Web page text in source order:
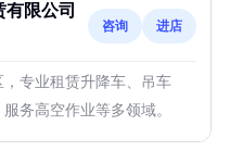
限公司
咨询 进店
专业租赁升降车、吊车
务高空作业等多领域。